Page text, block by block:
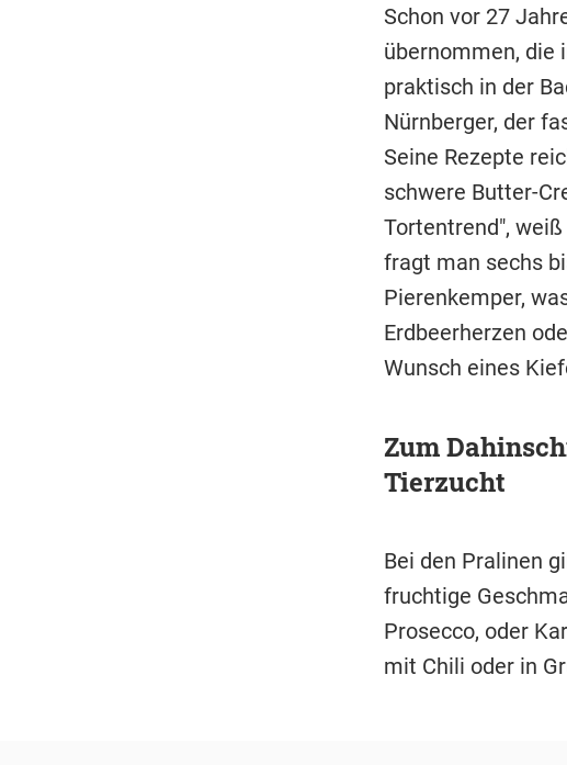
Schon vor 27
übernommen, die
praktisch in der
Nürnberger, der
Seine Rezepte
schwere Butter-
Tortentrend",
fragt man sechs
Pierenkemper,
Erdbeerherzen
Wunsch eines
Zum
Tierzucht
Bei den Pralinen
fruchtige
Prosecco, oder
mit Chili oder in